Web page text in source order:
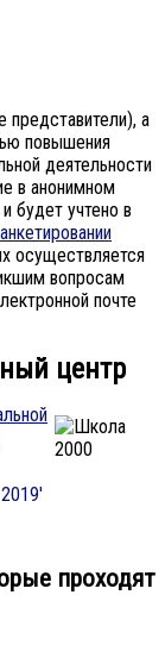
а
повышения
деятельности
в анонимном
будет учтено в
осуществляется
вопросам
почте
центр
проходят